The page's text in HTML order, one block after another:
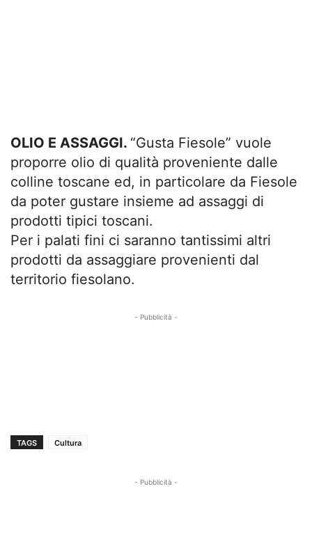
OLIO E ASSAGGI. “Gusta Fiesole” vuole
proporre olio di qualità proveniente dalle
colline toscane ed, in particolare da Fiesole
da poter gustare insieme ad assaggi di
prodotti tipici toscani.
Per i palati fini ci saranno tantissimi altri
prodotti da assaggiare provenienti dal
territorio fiesolano.
- Pubblicità -
TAGS Cultura
- Pubblicità -